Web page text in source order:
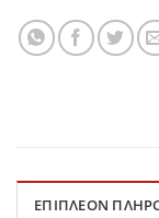
ΕΠΙΠΛΈΟΝ